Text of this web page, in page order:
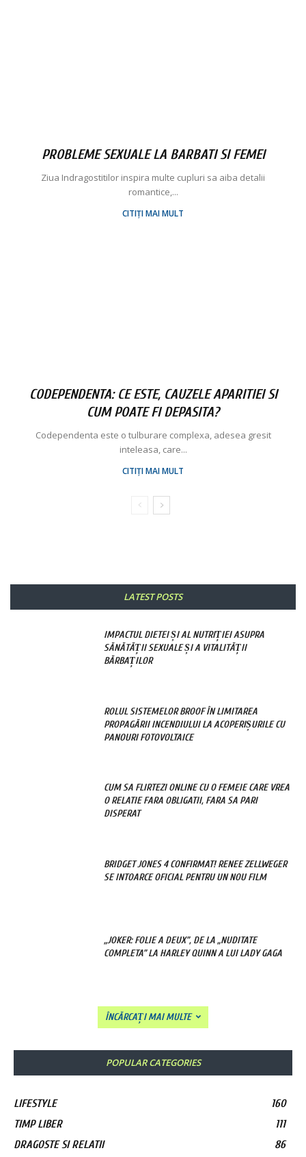
PROBLEME SEXUALE LA BARBATI SI FEMEI
Ziua Indragostitilor inspira multe cupluri sa aiba detalii
romantice,...
CITIȚI MAI MULT
CODEPENDENTA: CE ESTE, CAUZELE APARITIEI SI
CUM POATE FI DEPASITA?
Codependenta este o tulburare complexa, adesea gresit
inteleasa, care...
CITIȚI MAI MULT
LATEST POSTS
IMPACTUL DIETEI ȘI AL NUTRIȚIEI ASUPRA
SĂNĂTĂȚII SEXUALE ȘI A VITALITĂȚII
BĂRBAȚILOR
ROLUL SISTEMELOR BROOF ÎN LIMITAREA
PROPAGĂRII INCENDIULUI LA ACOPERIȘURILE CU
PANOURI FOTOVOLTAICE
CUM SA FLIRTEZI ONLINE CU O FEMEIE CARE VREA
O RELATIE FARA OBLIGATII, FARA SA PARI
DISPERAT
BRIDGET JONES 4 CONFIRMAT! RENEE ZELLWEGER
SE INTOARCE OFICIAL PENTRU UN NOU FILM
„JOKER: FOLIE A DEUX”, DE LA „NUDITATE
COMPLETA” LA HARLEY QUINN A LUI LADY GAGA
ÎNCĂRCAȚI MAI MULTE
POPULAR CATEGORIES
LIFESTYLE
160
TIMP LIBER
111
DRAGOSTE SI RELATII
86